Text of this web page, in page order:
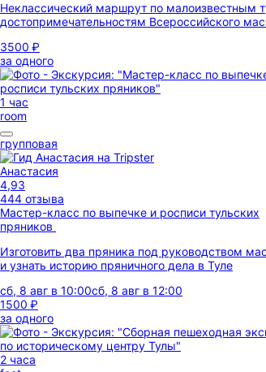
Неклассический маршрут по малоизвестным
достопримечательностям Всероссийского
3500 ₽
за одного
1 час
room
групповая
Анастасия
4,93
444 отзыва
Мастер-класс по выпечке и росписи тульских
пряников
Изготовить два пряника под руководством
и узнать историю пряничного дела в Туле
сб, 8 авг в 10:00сб, 8 авг в 12:00
1500 ₽
за одного
2 часа